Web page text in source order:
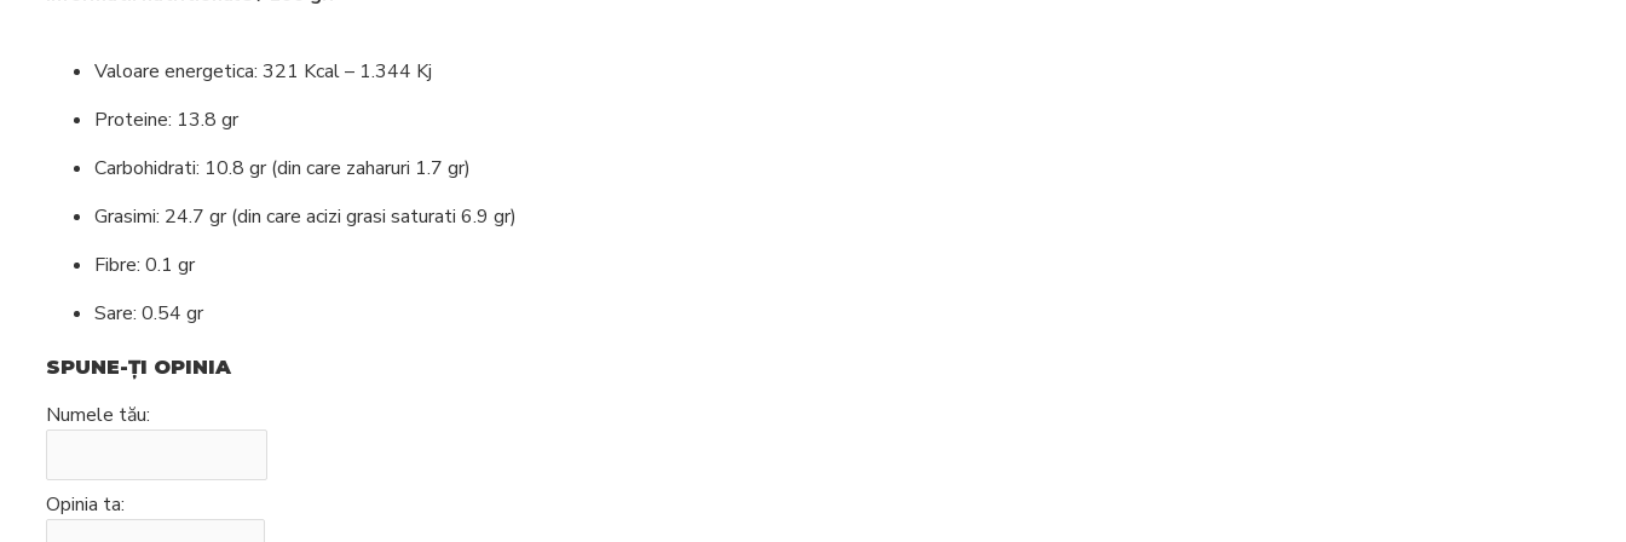
espressoare
Valoare energetica: 321 Kcal – 1.344 Kj
Proteine: 13.8 gr
Carbohidrati: 10.8 gr (din care zaharuri 1.7 gr)
Grasimi: 24.7 gr (din care acizi grasi saturati 6.9 gr)
Fibre: 0.1 gr
Sare: 0.54 gr
SPUNE-ŢI OPINIA
Numele tău:
Opinia ta: